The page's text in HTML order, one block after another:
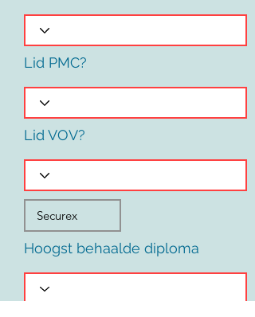
Lid PMC?
Lid VOV?
Hoogst behaalde diploma